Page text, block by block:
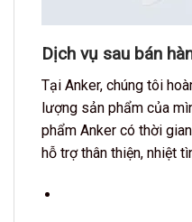
Dịch vụ sau bán
Tại Anker, chúng tôi
lượng sản phẩm của
phẩm Anker có thời
hỗ trợ thân thiện, nhiệt